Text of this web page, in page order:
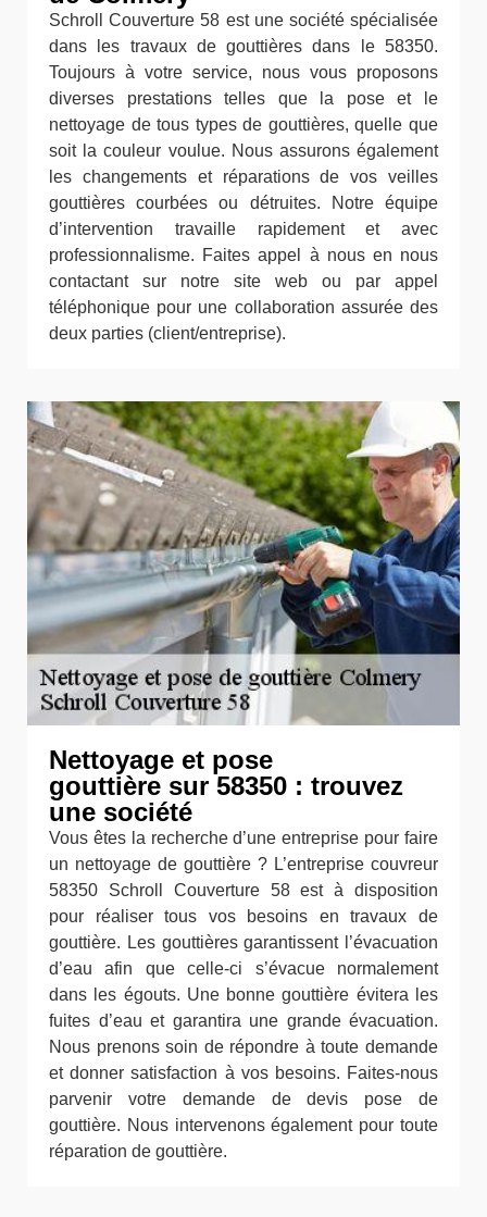
Schroll Couverture 58 est une société spécialisée
dans les travaux de gouttières dans le 58350.
Toujours à votre service, nous vous proposons
diverses prestations telles que la pose et le
nettoyage de tous types de gouttières, quelle que
soit la couleur voulue. Nous assurons également
les changements et réparations de vos veilles
gouttières courbées ou détruites. Notre équipe
d’intervention travaille rapidement et avec
professionnalisme. Faites appel à nous en nous
contactant sur notre site web ou par appel
téléphonique pour une collaboration assurée des
deux parties (client/entreprise).
Nettoyage et pose
gouttière sur 58350 : trouvez
une société
Vous êtes la recherche d’une entreprise pour faire
un nettoyage de gouttière ? L’entreprise couvreur
58350 Schroll Couverture 58 est à disposition
pour réaliser tous vos besoins en travaux de
gouttière. Les gouttières garantissent l’évacuation
d’eau afin que celle-ci s’évacue normalement
dans les égouts. Une bonne gouttière évitera les
fuites d’eau et garantira une grande évacuation.
Nous prenons soin de répondre à toute demande
et donner satisfaction à vos besoins. Faites-nous
parvenir votre demande de devis pose de
gouttière. Nous intervenons également pour toute
réparation de gouttière.